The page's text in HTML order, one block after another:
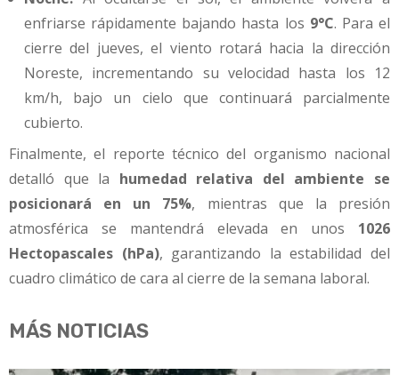
enfriarse rápidamente bajando hasta los 9°C. Para el
cierre del jueves, el viento rotará hacia la dirección
Noreste, incrementando su velocidad hasta los 12
km/h, bajo un cielo que continuará parcialmente
cubierto.
Finalmente, el reporte técnico del organismo nacional
detalló que la humedad relativa del ambiente se
posicionará en un 75%, mientras que la presión
atmosférica se mantendrá elevada en unos 1026
Hectopascales (hPa), garantizando la estabilidad del
cuadro climático de cara al cierre de la semana laboral.
MÁS NOTICIAS